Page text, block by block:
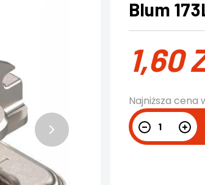
Blum
1,60
Najniższa cena